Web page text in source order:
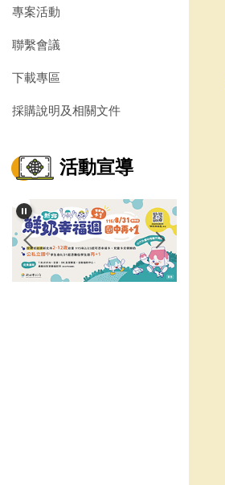
專案活動
聯繫會議
下載專區
採購說明及相關文件
活動宣導